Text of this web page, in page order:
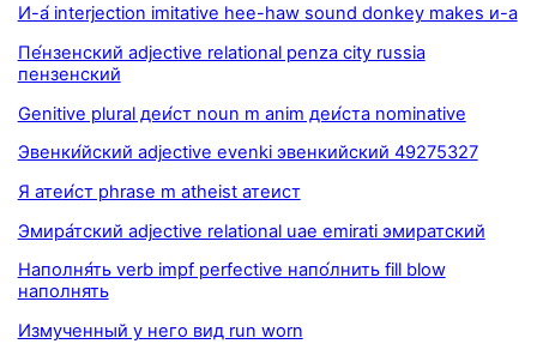
И-а́ interjection imitative hee-haw sound donkey makes и-а
Пе́нзенский adjective relational penza city russia
пензенский
Genitive plural деи́ст noun m anim деи́ста nominative
Эвенки́йский adjective evenki эвенкийский 49275327
Я атеи́ст phrase m atheist атеист
Эмира́тский adjective relational uae emirati эмиратский
Наполня́ть verb impf perfective напо́лнить fill blow
наполнять
Измученный у него вид run worn